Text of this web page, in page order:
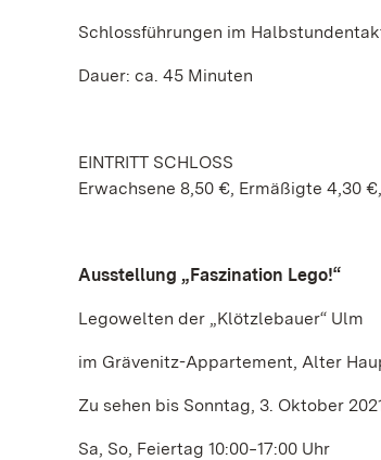
Schlossführungen im
Dauer: ca. 45 Minuten
EINTRITT SCHLOSS
Erwachsene 8,50 €, Ermäßigte 4,30
Ausstellung „Faszination Lego!“
Legowelten der „Klötzlebauer“ Ulm
im Grävenitz-Appartement, Alter
Zu sehen bis Sonntag, 3. Oktober
Sa, So, Feiertag 10:00‒17:00 Uhr